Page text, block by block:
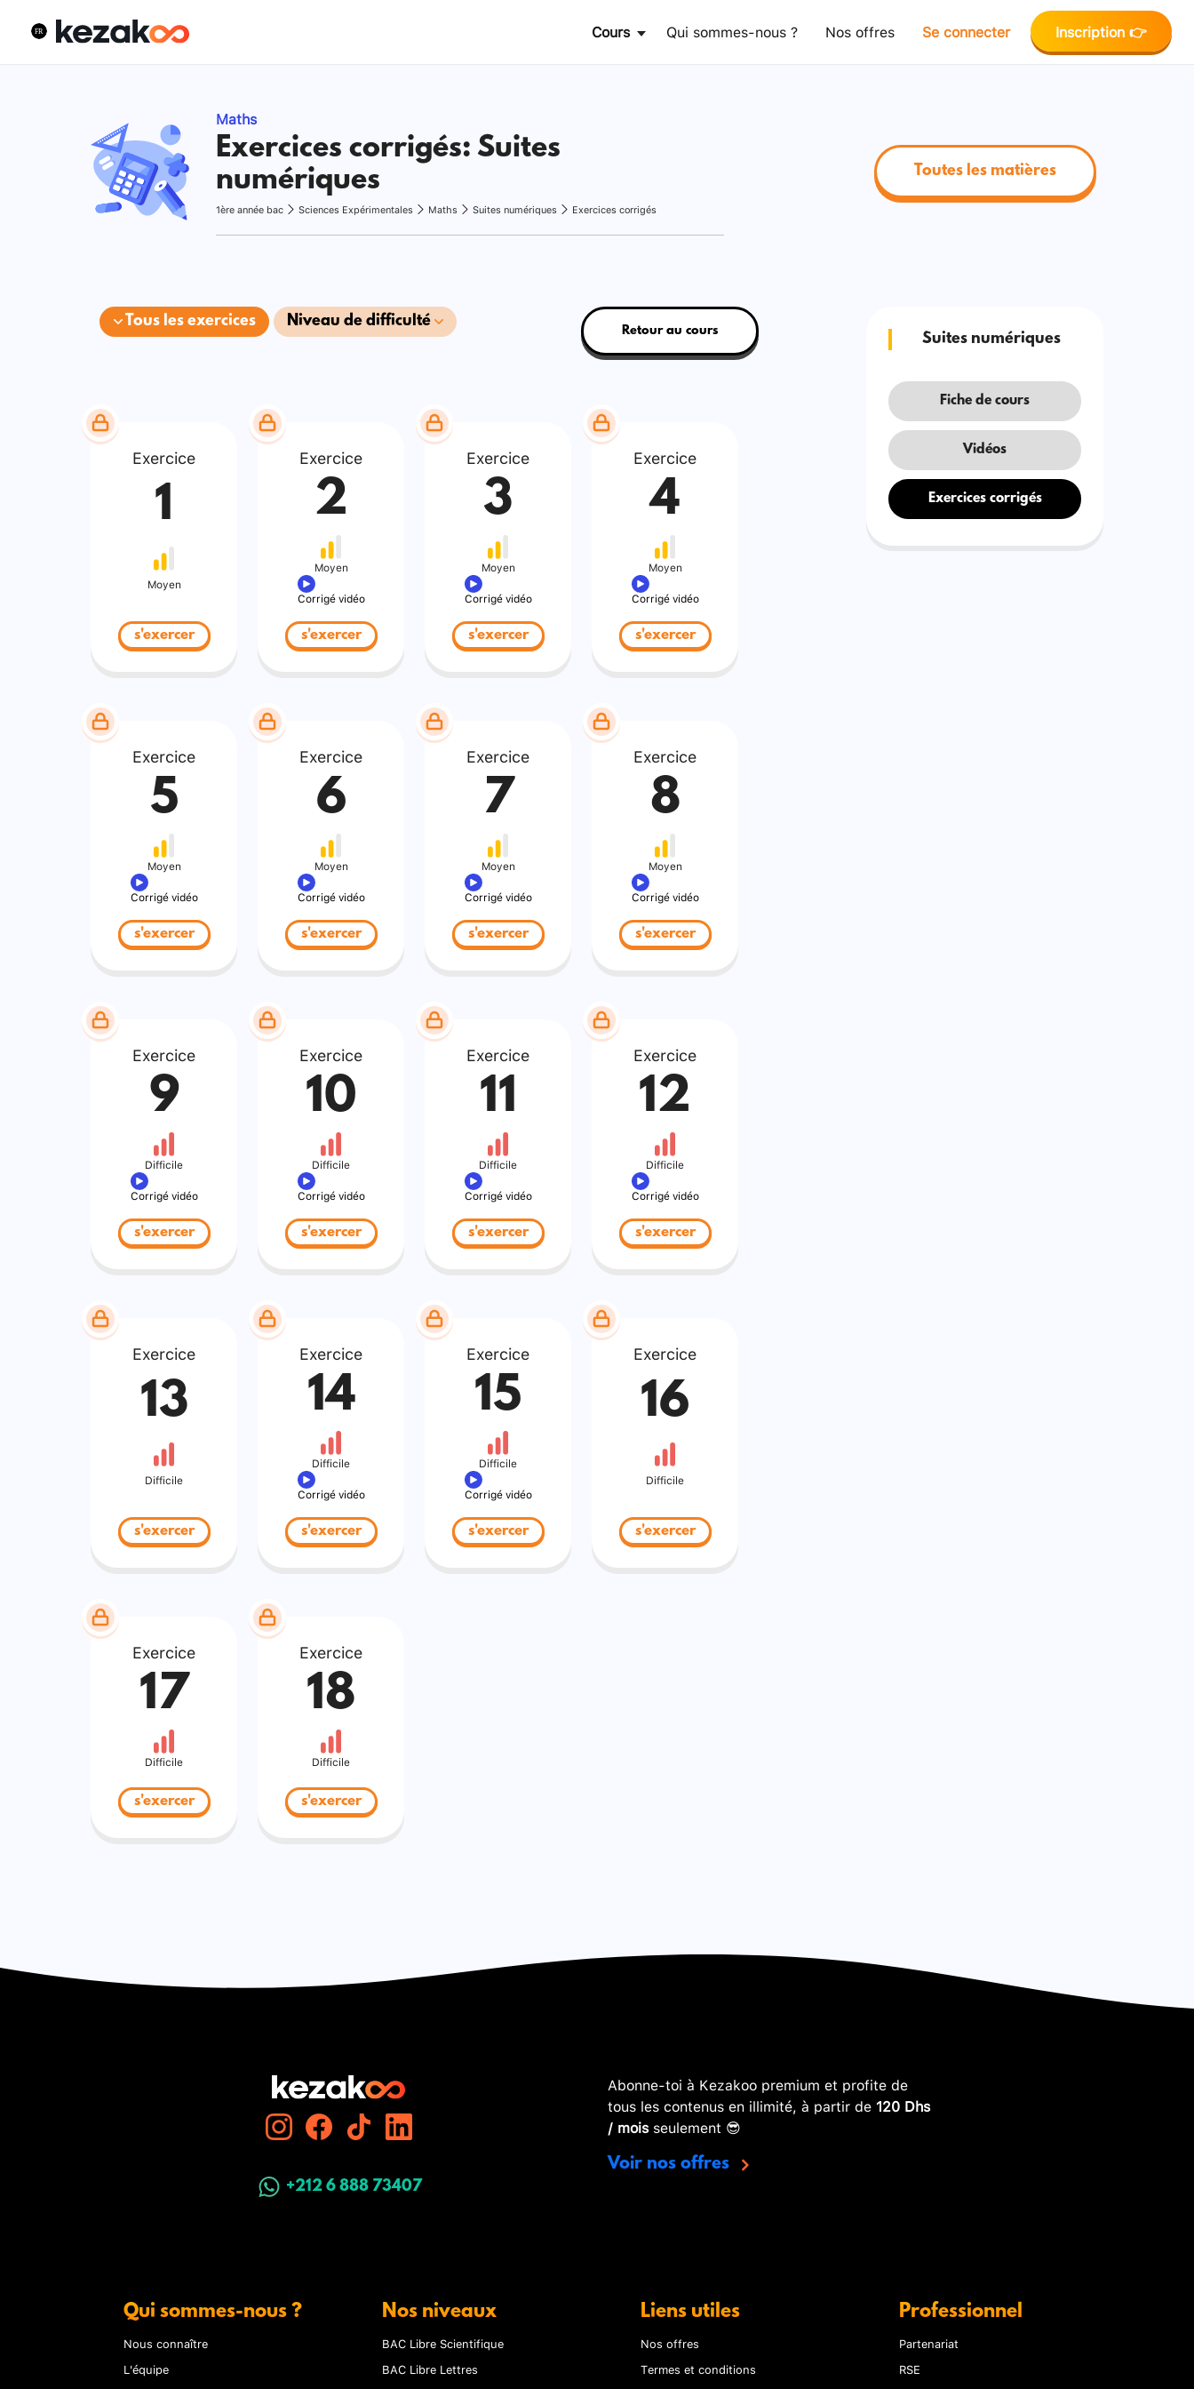
Cours Qui sommes-nous ? Nos offres Se connecter Inscription 👉
Maths
Exercices corrigés: Suites
numériques
1ère année bac Sciences Expérimentales Maths Suites numériques Exercices corrigés
Toutes les matières
Tous les exercices Niveau de difficulté
Retour au cours
Exercice
1
Moyen
s'exercer
Exercice
2
Moyen
Corrigé vidéo
s'exercer
Exercice
3
Moyen
Corrigé vidéo
s'exercer
Exercice
4
Moyen
Corrigé vidéo
s'exercer
Exercice
5
Moyen
Corrigé vidéo
s'exercer
Exercice
6
Moyen
Corrigé vidéo
s'exercer
Exercice
7
Moyen
Corrigé vidéo
s'exercer
Exercice
8
Moyen
Corrigé vidéo
s'exercer
Exercice
9
Difficile
Corrigé vidéo
s'exercer
Exercice
10
Difficile
Corrigé vidéo
s'exercer
Exercice
11
Difficile
Corrigé vidéo
s'exercer
Exercice
12
Difficile
Corrigé vidéo
s'exercer
Exercice
13
Difficile
s'exercer
Exercice
14
Difficile
Corrigé vidéo
s'exercer
Exercice
15
Difficile
Corrigé vidéo
s'exercer
Exercice
16
Difficile
s'exercer
Exercice
17
Difficile
s'exercer
Exercice
18
Difficile
s'exercer
Suites numériques
Fiche de cours
Vidéos
Exercices corrigés
+212 6 888 73407
Abonne-toi à Kezakoo premium et profite de
tous les contenus en illimité, à partir de 120 Dhs
/ moisseulement 😎
Voir nos offres
Qui sommes-nous ?
Nous connaître
L'équipe
Nos niveaux
BAC Libre Scientifique
BAC Libre Lettres
Liens utiles
Nos offres
Termes et conditions
Professionnel
Partenariat
RSE